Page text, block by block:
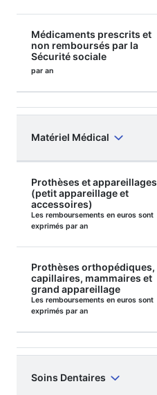
Médicaments prescrits et
non remboursés par la
Sécurité sociale
par an
Matériel Médical
Prothèses et appareillages
(petit appareillage et
accessoires)
Les remboursements en euros sont
exprimés par an
Prothèses orthopédiques,
capillaires, mammaires et
grand appareillage
Les remboursements en euros sont
exprimés par an
Soins Dentaires